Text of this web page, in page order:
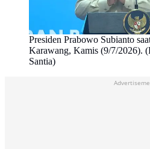
Presiden Prabowo Subianto
Karawang, Kamis (9/7/2026).
Santia)